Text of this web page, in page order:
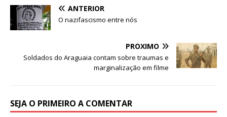
p
p
o
o
k
n
ANTERIOR
O nazifascismo entre nós
PRÓXIMO
Soldados do Araguaia contam sobre traumas e
marginalização em filme
SEJA O PRIMEIRO A COMENTAR